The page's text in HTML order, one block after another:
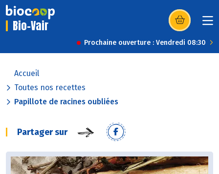
Bio-Vair (s’ouvre dans
Prochaine ouverture : Vendredi 08:30
Accueil
Toutes nos recettes
Papillote de racines oubliées
Partager sur